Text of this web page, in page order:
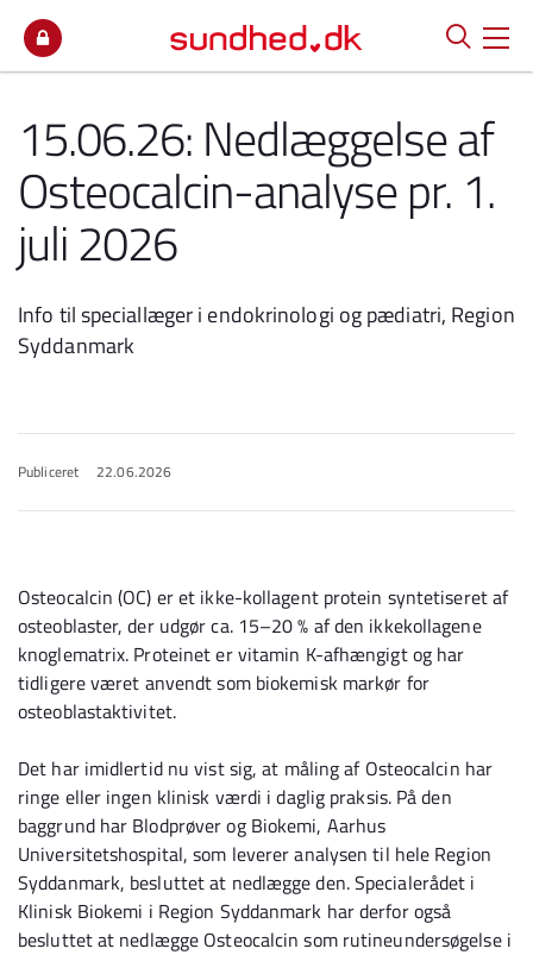
15.06.26: Nedlæggelse af
Osteocalcin-analyse pr. 1.
juli 2026
Info til speciallæger i endokrinologi og pædiatri, Region
Syddanmark
Publiceret 22.06.2026
Osteocalcin (OC) er et ikke-kollagent protein syntetiseret af
osteoblaster, der udgør ca. 15–20 % af den ikkekollagene
knoglematrix. Proteinet er vitamin K-afhængigt og har
tidligere været anvendt som biokemisk markør for
osteoblastaktivitet.
Det har imidlertid nu vist sig, at måling af Osteocalcin har
ringe eller ingen klinisk værdi i daglig praksis. På den
baggrund har Blodprøver og Biokemi, Aarhus
Universitetshospital, som leverer analysen til hele Region
Syddanmark, besluttet at nedlægge den. Specialerådet i
Klinisk Biokemi i Region Syddanmark har derfor også
besluttet at nedlægge Osteocalcin som rutineundersøgelse i